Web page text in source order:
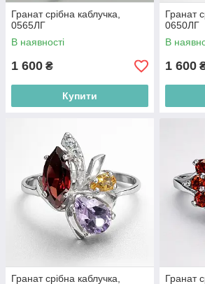
Гранат срібна каблучка,
0565ЛГ
В наявності
1 600 ₴
Купити
Гранат
0650ЛГ
В
1 600
Гранат срібна каблучка, Гранат